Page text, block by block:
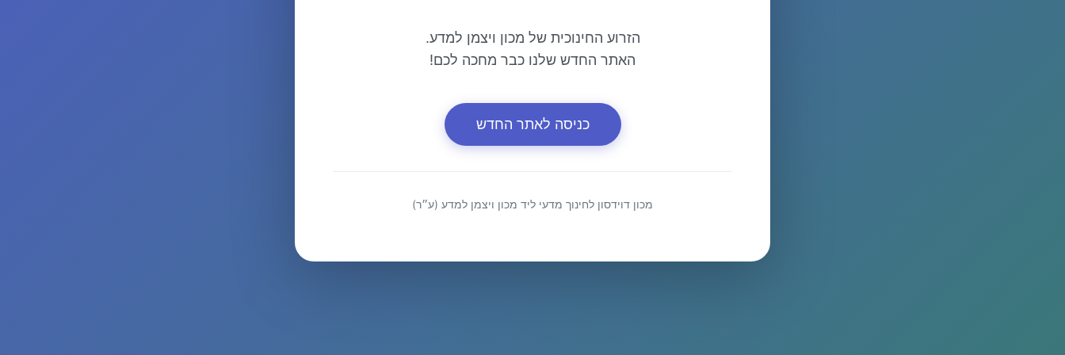
הזרוע החינוכית של מכון ויצמן למדע.
האתר החדש שלנו כבר מחכה לכם!
כניסה לאתר החדש
מכון דוידסון לחינוך מדעי ליד מכון ויצמן למדע (ע״ר)